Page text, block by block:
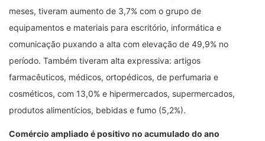
meses, tiveram aumento de 3,7% com o grupo de
equipamentos e materiais para escritório, informática e
comunicação puxando a alta com elevação de 49,9% no
período. Também tiveram alta expressiva: artigos
farmacêuticos, médicos, ortopédicos, de perfumaria e
cosméticos, com 13,0% e hipermercados, supermercados,
produtos alimentícios, bebidas e fumo (5,2%).
Comércio ampliado é positivo no acumulado do ano